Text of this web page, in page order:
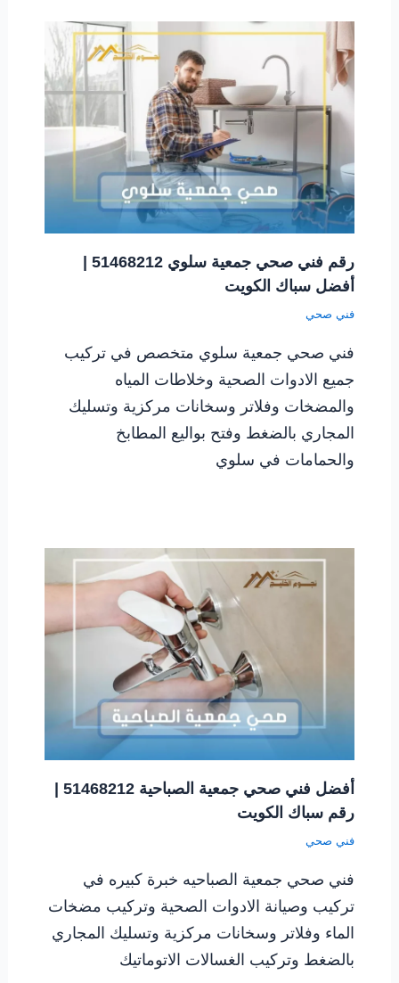
رقم فني صحي جمعية سلوي 51468212 |
أفضل سباك الكويت
فني صحي
فني صحي جمعية سلوي متخصص في تركيب
جميع الادوات الصحية وخلاطات المياه
والمضخات وفلاتر وسخانات مركزية وتسليك
المجاري بالضغط وفتح بواليع المطابخ
والحمامات في سلوي
أفضل فني صحي جمعية الصباحية 51468212 |
رقم سباك الكويت
فني صحي
فني صحي جمعية الصباحيه خبرة كبيره في
تركيب وصيانة الادوات الصحية وتركيب مضخات
الماء وفلاتر وسخانات مركزية وتسليك المجاري
بالضغط وتركيب الغسالات الاتوماتيك